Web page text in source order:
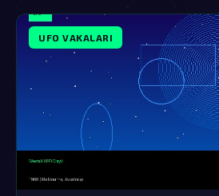
UFO VAKALARI